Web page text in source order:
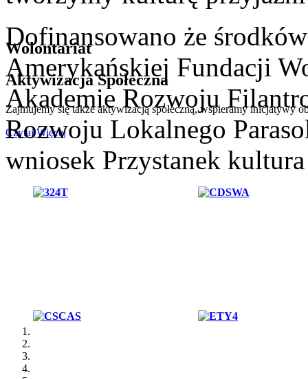
Wolontariat
Aktywizacja Społeczna
Zajmujemy się także aktywizacją społeczną, wspieramy inicjatywy
Czytaj Więcej
Dofinansowano że
Amerykańskiej Fundacji
Akademie Rozwoju
Rozwoju Lokalnego
wniosek Przystanek